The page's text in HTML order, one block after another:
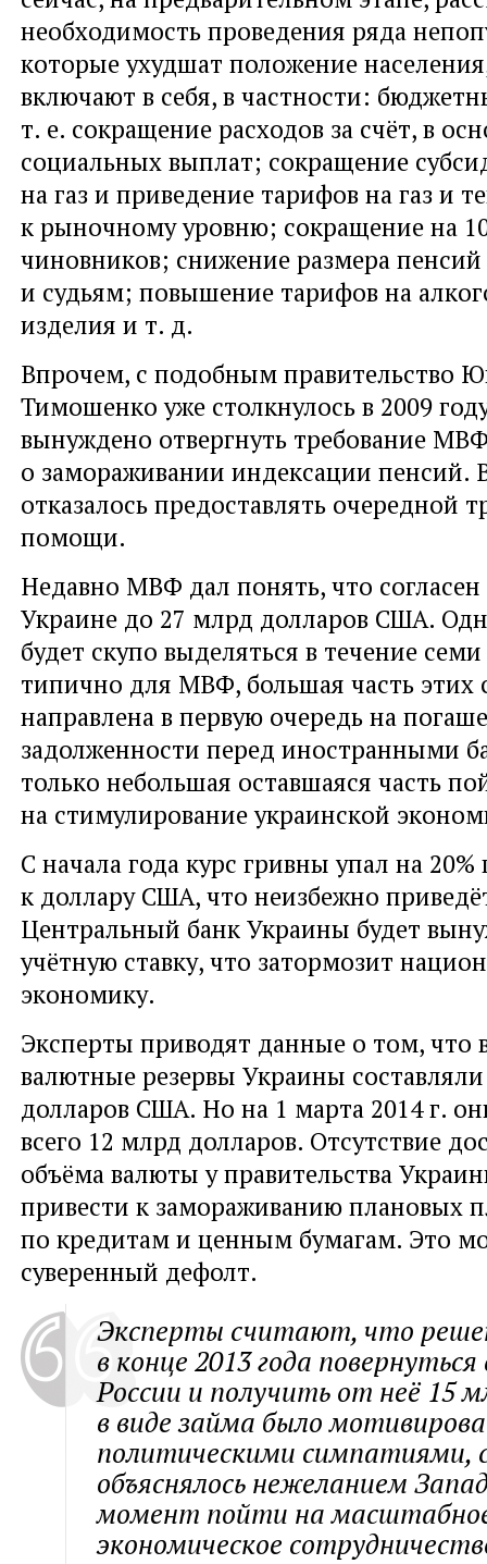
необходимость проведения ряда
которые ухудшат положение
включают в себя, в частности:
т. е. сокращение расходов за счёт, в
социальных выплат; сокращение
на газ и приведение тарифов на газ и
к рыночному уровню; сокращение на
чиновников; снижение размера
и судьям; повышение тарифов на
изделия и т. д.
Впрочем, с подобным правительство
Тимошенко уже столкнулось в 2009
вынуждено отвергнуть требование
о замораживании индексации пенсий.
отказалось предоставлять очередной
помощи.
Недавно МВФ дал понять, что
Украине до 27 млрд долларов США.
будет скупо выделяться в течение
типично для МВФ, большая часть этих
направлена в первую очередь на
задолженности перед иностранными
только небольшая оставшаяся часть
на стимулирование украинской
С начала года курс гривны упал на
к доллару США, что неизбежно
Центральный банк Украины будет
учётную ставку, что затормозит
экономику.
Эксперты приводят данные о том, что
валютные резервы Украины
долларов США. Но на 1 марта 2014 г.
всего 12 млрд долларов. Отсутствие
объёма валюты у правительства
привести к замораживанию плановых
по кредитам и ценным бумагам. Это
суверенный дефолт.
Эксперты считают, что
в конце 2013 года
России и получить от неё 15
в виде займа было
политическими симпатиями,
объяснялось нежеланием
момент пойти на
экономическое